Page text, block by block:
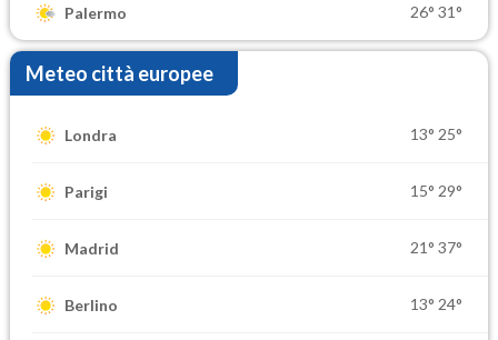
Palermo 26° 31°
Meteo città europee
Londra 13° 25°
Parigi 15° 29°
Madrid 21° 37°
Berlino 13° 24°